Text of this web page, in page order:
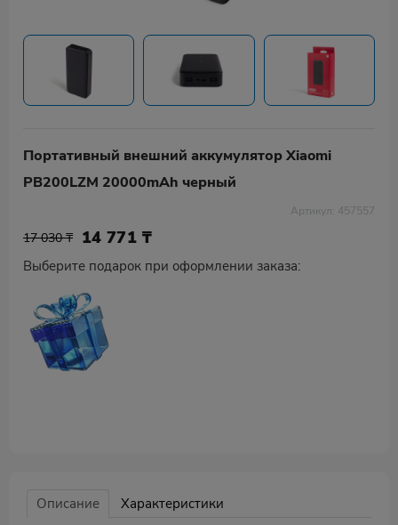
Портативный внешний аккумулятор Xiaomi
PB200LZM 20000mAh черный
Артикул: 457557
17 030 ₸ 14 771 ₸
Выберите подарок при оформлении заказа:
Описание
Характеристики